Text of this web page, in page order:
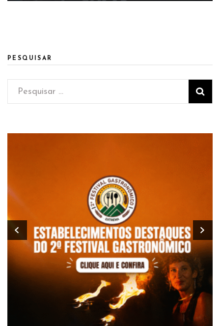
PESQUISAR
Pesquisar
por: